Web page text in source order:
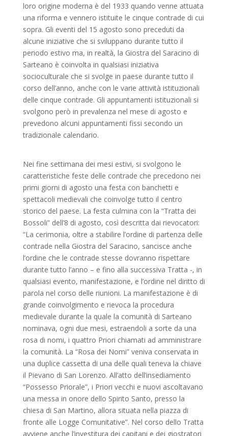
loro origine moderna è del 1933 quando venne attuata
una riforma e vennero istituite le cinque contrade di cui
sopra. Gli eventi del 15 agosto sono preceduti da
alcune iniziative che si sviluppano durante tutto il
periodo estivo ma, in realtà, la Giostra del Saracino di
Sarteano è coinvolta in qualsiasi iniziativa
socioculturale che si svolge in paese durante tutto il
corso dell’anno, anche con le varie attività istituzionali
delle cinque contrade. Gli appuntamenti istituzionali si
svolgono però in prevalenza nel mese di agosto e
prevedono alcuni appuntamenti fissi secondo un
tradizionale calendario.
Nei fine settimana dei mesi estivi, si svolgono le
caratteristiche feste delle contrade che precedono nei
primi giorni di agosto una festa con banchetti e
spettacoli medievali che coinvolge tutto il centro
storico del paese. La festa culmina con la “Tratta dei
Bossoli” dell’8 di agosto, così descritta dai rievocatori:
“La cerimonia, oltre a stabilire l’ordine di partenza delle
contrade nella Giostra del Saracino, sancisce anche
l’ordine che le contrade stesse dovranno rispettare
durante tutto l’anno – e fino alla successiva Tratta -, in
qualsiasi evento, manifestazione, e l’ordine nel diritto di
parola nel corso delle riunioni. La manifestazione è di
grande coinvolgimento e rievoca la procedura
medievale durante la quale la comunità di Sarteano
nominava, ogni due mesi, estraendoli a sorte da una
rosa di nomi, i quattro Priori chiamati ad amministrare
la comunità. La “Rosa dei Nomi” veniva conservata in
una duplice cassetta di una delle quali teneva la chiave
il Pievano di San Lorenzo. All’atto dell’insediamento
“Possesso Priorale”, i Priori vecchi e nuovi ascoltavano
una messa in onore dello Spirito Santo, presso la
chiesa di San Martino, allora situata nella piazza di
fronte alle Logge Comunitative”. Nel corso dello Tratta
avviene anche l’investitura dei capitani e dei giostratori